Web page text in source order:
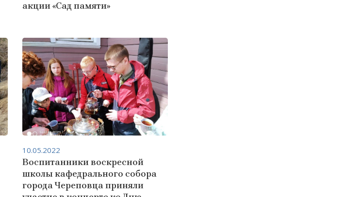
акции «Сад памяти»
Воспитанники воскресной
школы кафедрального собора
города Череповца приняли
10.05.2022